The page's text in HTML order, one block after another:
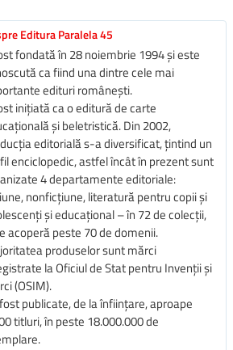
Editura Paralela 45
fondată în 28 noiembrie 1994 și este
ca fiind una dintre cele mai
edituri românești.
inițiată ca o editură de carte
și beletristică. Din 2002,
editorială s-a diversificat, țintind un
enciclopedic, astfel încât în prezent sunt
4 departamente editoriale:
nonficțiune, literatură pentru copii și
și educațional – în 72 de colecții,
acoperă peste 70 de domenii.
produselor sunt mărci
la Oficiul de Stat pentru Invenții și
(OSIM).
publicate, de la înființare, aproape
titluri, în peste 18.000.000 de
este de a utiliza acest auxiliar care,
prin exerciţiile diferenţiate
de vârstă ale elevilor,
dezvoltată de parcurgere a
orice activitate de evaluare aplicată
că ei au atins performanţe maxime,
că au fost sprijiniţi de o carte scrisă cu
creativi, cu experienţă în